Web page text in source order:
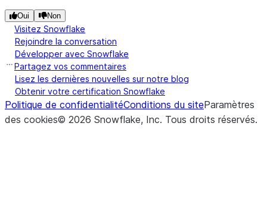
Oui Non
Visitez Snowflake
Rejoindre la conversation
Développer avec Snowflake
Partagez vos commentaires
Lisez les dernières nouvelles sur notre blog
Obtenir votre certification Snowflake
Politique de confidentialitéConditions du siteParamètres
des cookies© 2026 Snowflake, Inc. Tous droits réservés.